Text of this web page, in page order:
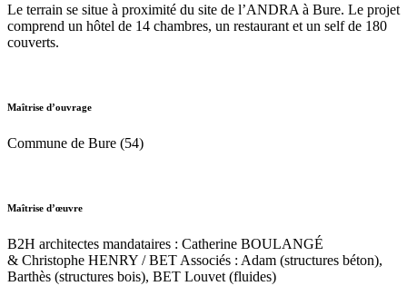
Le terrain se situe à proximité du site de l’ANDRA à Bure. Le projet
comprend un hôtel de 14 chambres, un restaurant et un self de 180
couverts.
Maîtrise d’ouvrage
Commune de Bure (54)
Maîtrise d’œuvre
B2H architectes mandataires : Catherine BOULANGÉ
& Christophe HENRY / BET Associés : Adam (structures béton),
Barthès (structures bois), BET Louvet (fluides)